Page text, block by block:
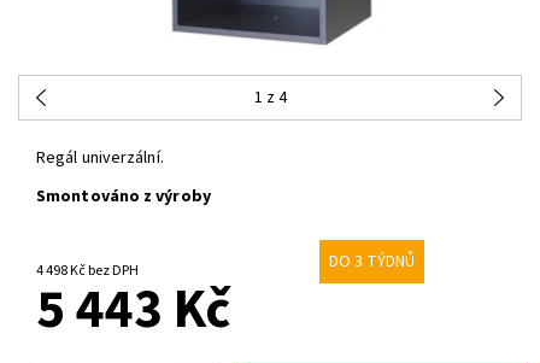
1 z 4
Regál univerzální.
Smontováno z výroby
4 498 Kč bez DPH DO 3 TÝDNŮ
5 443 Kč